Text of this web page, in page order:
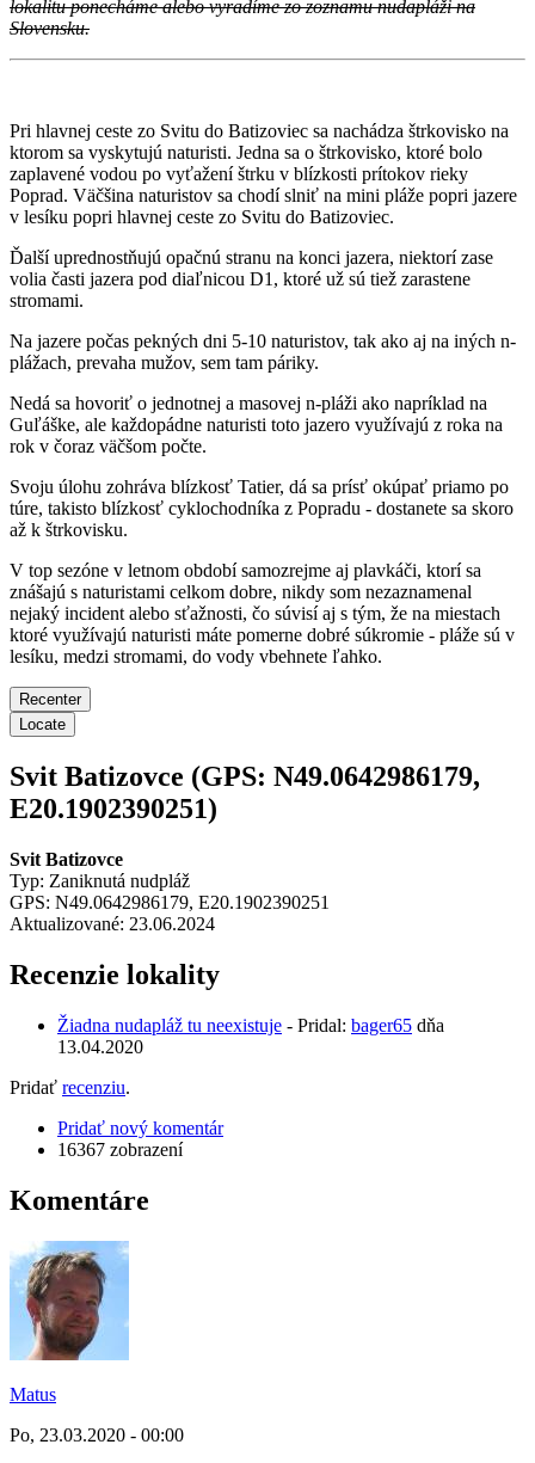
lokalitu ponecháme alebo vyradíme zo zoznamu nudapláži na
Slovensku.
Pri hlavnej ceste zo Svitu do Batizoviec sa nachádza štrkovisko na
ktorom sa vyskytujú naturisti. Jedna sa o štrkovisko, ktoré bolo
zaplavené vodou po vyťažení štrku v blízkosti prítokov rieky
Poprad. Väčšina naturistov sa chodí slniť na mini pláže popri jazere
v lesíku popri hlavnej ceste zo Svitu do Batizoviec.
Ďalší uprednostňujú opačnú stranu na konci jazera, niektorí zase
volia časti jazera pod diaľnicou D1, ktoré už sú tiež zarastene
stromami.
Na jazere počas pekných dni 5-10 naturistov, tak ako aj na iných n-
plážach, prevaha mužov, sem tam páriky.
Nedá sa hovoriť o jednotnej a masovej n-pláži ako napríklad na
Guľáške, ale každopádne naturisti toto jazero využívajú z roka na
rok v čoraz väčšom počte.
Svoju úlohu zohráva blízkosť Tatier, dá sa prísť okúpať priamo po
túre, takisto blízkosť cyklochodníka z Popradu - dostanete sa skoro
až k štrkovisku.
V top sezóne v letnom období samozrejme aj plavkáči, ktorí sa
znášajú s naturistami celkom dobre, nikdy som nezaznamenal
nejaký incident alebo sťažnosti, čo súvisí aj s tým, že na miestach
ktoré využívajú naturisti máte pomerne dobré súkromie - pláže sú v
lesíku, medzi stromami, do vody vbehnete ľahko.
Recenter
Locate
Svit Batizovce (GPS: N49.0642986179,
E20.1902390251)
Svit Batizovce
Typ: Zaniknutá nudpláž
GPS: N49.0642986179, E20.1902390251
Aktualizované: 23.06.2024
Recenzie lokality
Žiadna nudapláž tu neexistuje - Pridal: bager65 dňa
13.04.2020
Pridať recenziu.
Pridať nový komentár
16367 zobrazení
Komentáre
Matus
Po, 23.03.2020 - 00:00